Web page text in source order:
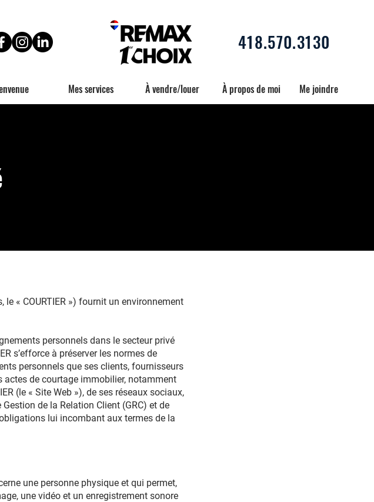
418.570.3130
Mes services À vendre/louer À propos de moi Me joindre
« COURTIER ») fournit un environnement
personnels dans le secteur privé
s’efforce à préserver les normes de
personnels que ses clients, fournisseurs
actes de courtage immobilier, notamment
(le « Site Web »), de ses réseaux sociaux,
de la Relation Client (GRC) et de
lui incombant aux termes de la
une personne physique et qui permet,
une vidéo et un enregistrement sonore